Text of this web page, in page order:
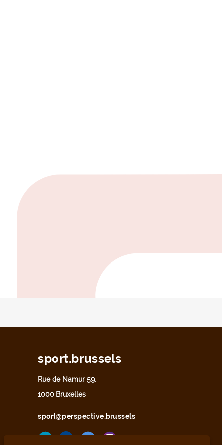
sport.brussels
Rue de Namur 59,
1000 Bruxelles
sport@perspective.brussels